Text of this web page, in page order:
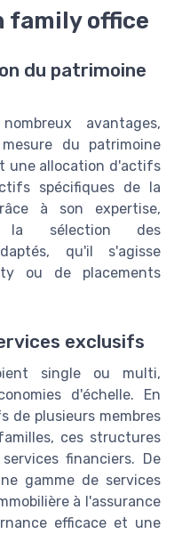
family office
du patrimoine
avantages,
du patrimoine
une allocation d'actifs
spécifiques de la
à son expertise,
la sélection des
qu'il s'agisse
ou de placements
exclusifs
single ou multi,
d'échelle. En
de plusieurs membres
ces structures
financiers. De
gamme de services
à l'assurance
efficace et une